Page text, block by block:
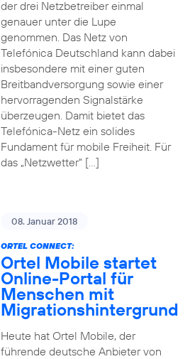
der drei Netzbetreiber einmal
genauer unter die Lupe
genommen. Das Netz von
Telefónica Deutschland kann dabei
insbesondere mit einer guten
Breitbandversorgung sowie einer
hervorragenden Signalstärke
überzeugen. Damit bietet das
Telefónica-Netz ein solides
Fundament für mobile Freiheit. Für
das „Netzwetter“ […]
08. Januar 2018
ORTEL CONNECT:
Ortel Mobile startet
Online-Portal für
Menschen mit
Migrationshintergrund
Heute hat Ortel Mobile, der
führende deutsche Anbieter von